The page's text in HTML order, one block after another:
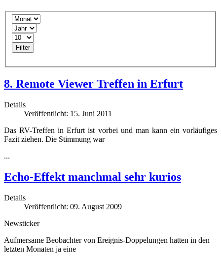
Filter
8. Remote Viewer Treffen in Erfurt
Details
Veröffentlicht: 15. Juni 2011
Das RV-Treffen in Erfurt ist vorbei und man kann ein vorläufiges
Fazit ziehen. Die Stimmung war
...
Echo-Effekt manchmal sehr kurios
Details
Veröffentlicht: 09. August 2009
Newsticker
Aufmersame Beobachter von Ereignis-Doppelungen hatten in den
letzten Monaten ja eine